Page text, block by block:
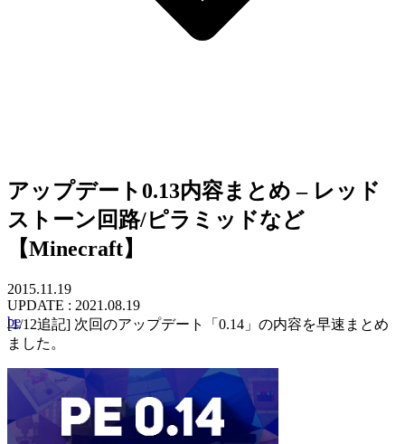
アップデート0.13内容まとめ – レッド
ストーン回路/ピラミッドなど
【Minecraft】
2015.11.19
UPDATE : 2021.08.19
be
[1/12追記] 次回のアップデート「0.14」の内容を早速まとめ
ました。